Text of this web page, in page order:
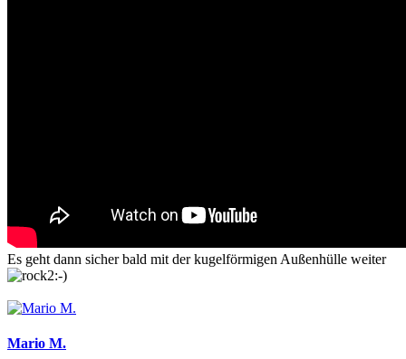
Es geht dann sicher bald mit der kugelförmigen Außenhülle weiter
Mario M.